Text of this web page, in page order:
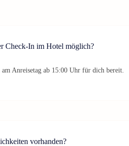
Check-In im Hotel möglich?
Anreisetag ab 15:00 Uhr für dich bereit.
vorhanden?